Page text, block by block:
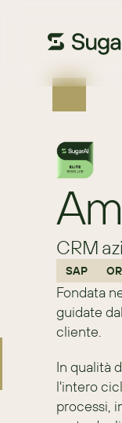
CRM
SAP
Fondata
guidate
cliente.
In qualità
l'intero
processi,